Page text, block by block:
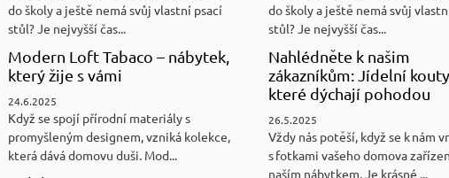
do školy a ještě nemá svůj vlastní psací
stůl? Je nejvyšší čas...
Modern Loft Tabaco – nábytek,
který žije s vámi
24.6.2025
Když se spojí přírodní materiály s
promyšleným designem, vzniká kolekce,
která dává domovu duši. Mod...
do školy a ještě nemá svůj
stůl? Je nejvyšší čas...
Nahlédněte k našim
zákazníkům: Jídelní
které dýchají pohodou
26.5.2025
Vždy nás potěší, když se k nám
s fotkami vašeho domova
naším nábytkem. Je krásné ...